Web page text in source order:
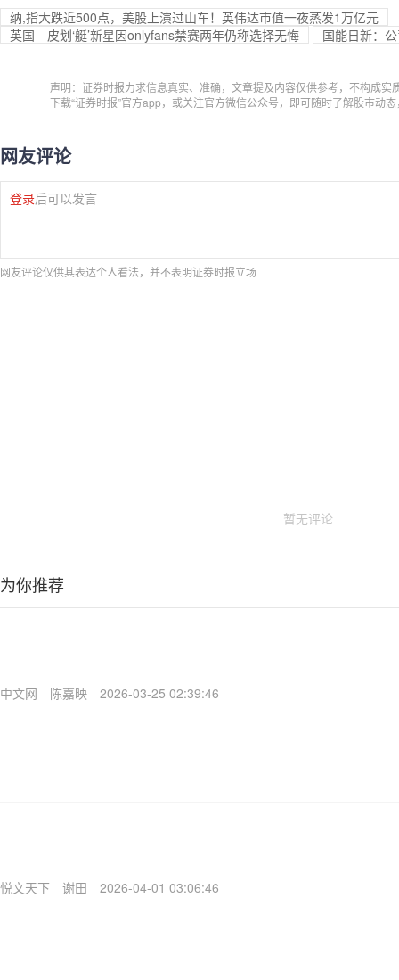
纳,指大跌近500点，美股上演过山车！英伟达市值一夜蒸发1万亿元
英国—皮划‘艇’新星因onlyfans禁赛两年仍称选择无悔
国能日新：
声明：证券时报力求信息真实、准确，文章提及内容仅供参考，不构成实
下载“证券时报”官方app，或关注官方微信公众号，即可随时了解股市动
网友评论
登录后可以发言
网友评论仅供其表达个人看法，并不表明证券时报立场
暂无评论
为你推荐
中文网 陈嘉映 2026-03-25 02:39:46
悦文天下 谢田 2026-04-01 03:06:46